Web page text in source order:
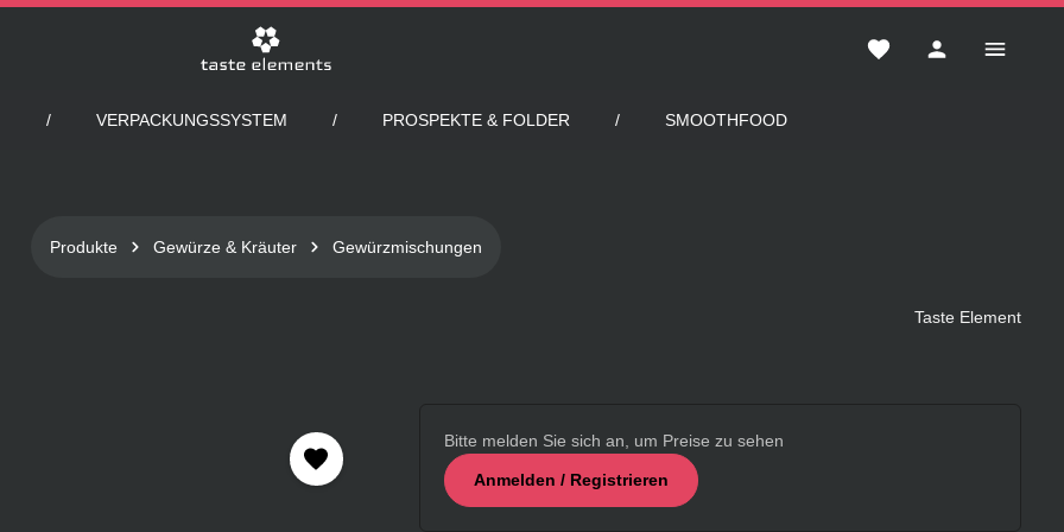
VERPACKUNGSSYSTEM PROSPEKTE & FOLDER SMOOTHFOOD
Produkte Gewürze & Kräuter Gewürzmischungen
Taste Element
Bitte melden Sie sich an, um Preise zu sehen
Anmelden / Registrieren